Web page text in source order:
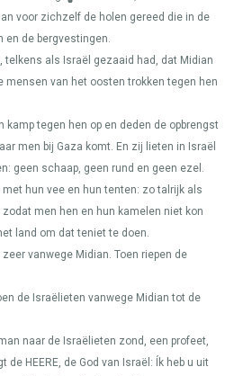
voor zichzelf de holen gereed die in de
en de bergvestingen.
telkens als Israël gezaaid had, dat Midian
mensen van het oosten trokken tegen hen
kamp tegen hen op en deden de opbrengst
men bij Gaza komt. En zij lieten in Israël
geen schaap, geen rund en geen ezel.
hun vee en hun tenten: zo talrijk als
men hen en hun kamelen niet kon
land om dat teniet te doen.
vanwege Midian. Toen riepen de
de Israëlieten vanwege Midian tot de
naar de Israëlieten zond, een profeet,
de HEERE, de God van Israël: Ík heb u uit